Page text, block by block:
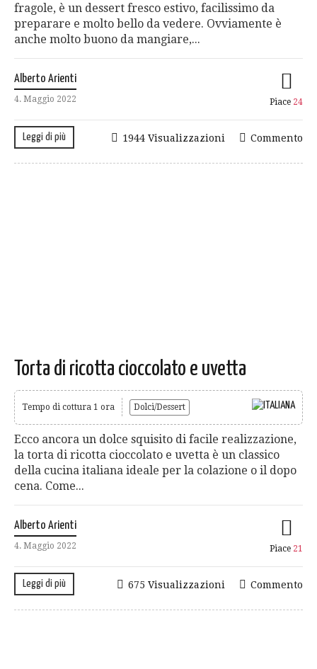
fragole, è un dessert fresco estivo, facilissimo da
preparare e molto bello da vedere. Ovviamente è
anche molto buono da mangiare,...
Alberto Arienti
4. Maggio 2022 Piace 24
Leggi di più Commento
1944 Visualizzazioni
Torta di ricotta cioccolato e uvetta
Tempo di cottura 1 ora Dolci/Dessert
Ecco ancora un dolce squisito di facile realizzazione,
la torta di ricotta cioccolato e uvetta è un classico
della cucina italiana ideale per la colazione o il dopo
cena. Come...
Alberto Arienti
4. Maggio 2022 Piace 21
Leggi di più Commento
675 Visualizzazioni